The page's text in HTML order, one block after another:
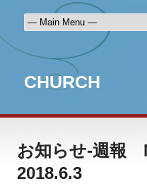
CHURCH
お知らせ-週報
2018.6.3